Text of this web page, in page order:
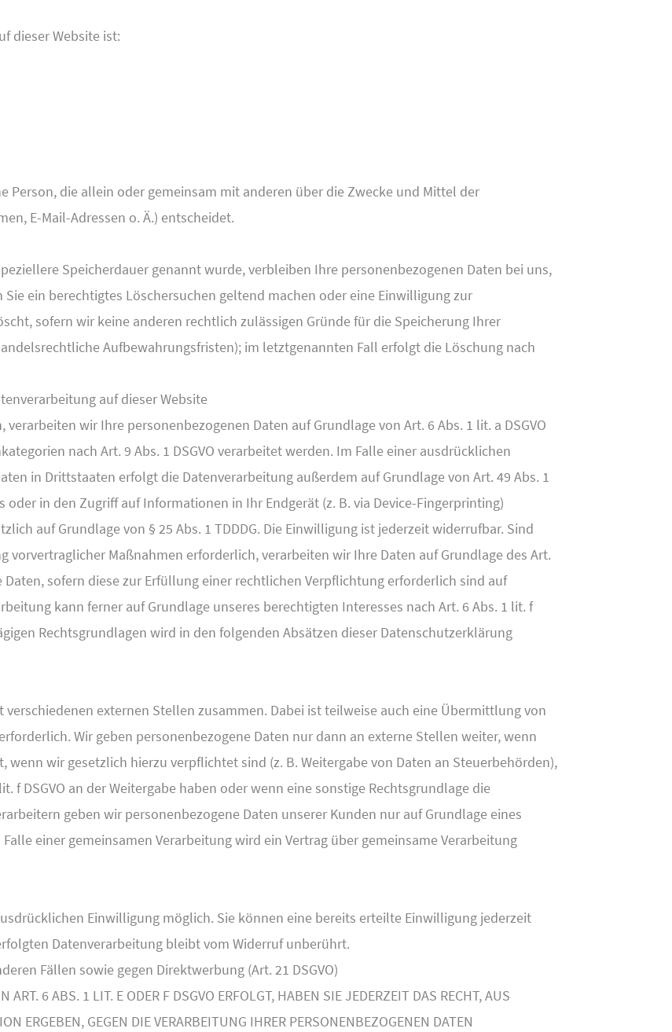
dieser Website ist:
die allein oder gemeinsam mit anderen über die Zwecke und Mittel der
E-Mail-Adressen o. Ä.) entscheidet.
Speicherdauer genannt wurde, verbleiben Ihre personenbezogenen Daten bei uns,
ein berechtigtes Löschersuchen geltend machen oder eine Einwilligung zur
sofern wir keine anderen rechtlich zulässigen Gründe für die Speicherung Ihrer
Aufbewahrungsfristen); im letztgenannten Fall erfolgt die Löschung nach
auf dieser Website
wir Ihre personenbezogenen Daten auf Grundlage von Art. 6 Abs. 1 lit. a DSGVO
nach Art. 9 Abs. 1 DSGVO verarbeitet werden. Im Falle einer ausdrücklichen
in Drittstaaten erfolgt die Datenverarbeitung außerdem auf Grundlage von Art. 49 Abs. 1
oder in den Zugriff auf Informationen in Ihr Endgerät (z. B. via Device-Fingerprinting)
auf Grundlage von § 25 Abs. 1 TDDDG. Die Einwilligung ist jederzeit widerrufbar. Sind
vorvertraglicher Maßnahmen erforderlich, verarbeiten wir Ihre Daten auf Grundlage des Art.
Daten, sofern diese zur Erfüllung einer rechtlichen Verpflichtung erforderlich sind auf
kann ferner auf Grundlage unseres berechtigten Interesses nach Art. 6 Abs. 1 lit. f
Rechtsgrundlagen wird in den folgenden Absätzen dieser Datenschutzerklärung
externen Stellen zusammen. Dabei ist teilweise auch eine Übermittlung von
Wir geben personenbezogene Daten nur dann an externe Stellen weiter, wenn
wir gesetzlich hierzu verpflichtet sind (z. B. Weitergabe von Daten an Steuerbehörden),
f DSGVO an der Weitergabe haben oder wenn eine sonstige Rechtsgrundlage die
geben wir personenbezogene Daten unserer Kunden nur auf Grundlage eines
einer gemeinsamen Verarbeitung wird ein Vertrag über gemeinsame Verarbeitung
Einwilligung möglich. Sie können eine bereits erteilte Einwilligung jederzeit
Datenverarbeitung bleibt vom Widerruf unberührt.
Fällen sowie gegen Direktwerbung (Art. 21 DSGVO)
6 ABS. 1 LIT. E ODER F DSGVO ERFOLGT, HABEN SIE JEDERZEIT DAS RECHT, AUS
ERGEBEN, GEGEN DIE VERARBEITUNG IHRER PERSONENBEZOGENEN DATEN